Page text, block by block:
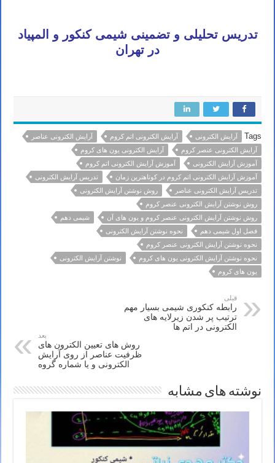
تدریس تحلیلی و تضمینی شیمی کنکور و المپیاد
در تهران
Tags آرایش الکترونی آرایش الکترونی اتم کروم
آرایش الکترونی عناصر
آرایش الکترونی عنصر کروم
آرایش الکترونی یون های کروم
آموزش آرایش الکترونی
آموزش آرایش الکترونی اتم کروم
آموزش آرایش الکترونی اتم کروم در کوتاهترین زمان
تدریس آرایش الکترونی
تدریس آرایش الکترونی عناصر
روش نوشتن آرایش الکترونی
روش نوشتن آرایش الکترونی عنصر کروم
روش نوشتن آرایش الکترونی عنصر کروم و یون های آن
شیمی دهم
فصل اول شیمی دهم
نحوه نوشتن آرایش الکترونی
نحوه نوشتن آرایش الکترونی عنصر کروم
نحوه نوشتن آرایش الکترونی یون های کروم
نوشتن آرایش الکترونی
یون های کروم
قبلی
رابطه کنکوری شیمی بسیار مهم
ترتیب پر شدن زیرلایه های
الکترونی در اتم ها
بعد
روش های تعیین الکترون های
ظرفیت عناصر از روی آرایش
الکترونی و یا شماره گروه
نوشته های مشابه